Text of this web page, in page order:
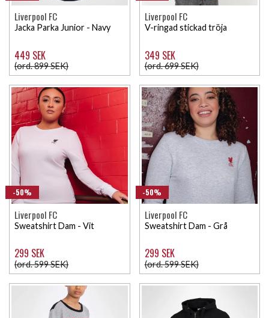
Liverpool FC
Jacka Parka Junior - Navy
449 SEK
(ord. 899 SEK)
Liverpool FC
V-ringad stickad tröja
349 SEK
(ord. 699 SEK)
-50%
Liverpool FC
Sweatshirt Dam - Vit
299 SEK
(ord. 599 SEK)
-50%
Liverpool FC
Sweatshirt Dam - Grå
299 SEK
(ord. 599 SEK)